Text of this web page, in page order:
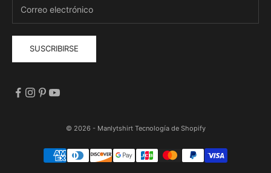
SUSCRIBIRSE
© 2026 - Manlytshirt Tecnología de Shopify